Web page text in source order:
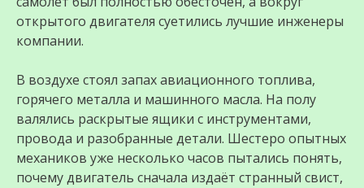
открытого двигателя суетились лучшие инженеры
компании.
В воздухе стоял запах авиационного топлива,
горячего металла и машинного масла. На полу
валялись раскрытые ящики с инструментами,
провода и разобранные детали. Шестеро опытных
механиков уже несколько часов пытались понять,
почему двигатель сначала издаёт странный свист,